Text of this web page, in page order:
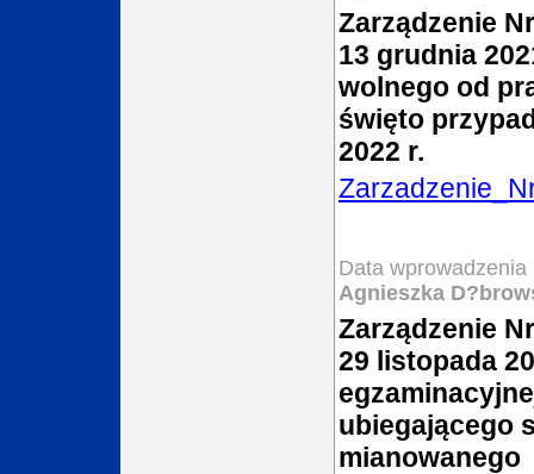
Zarządzenie
13 grudnia
wolnego od
święto
2022 r.
Data
Agnieszka
Zarządzenie
29 listopada
ubiegającego
mianowanego